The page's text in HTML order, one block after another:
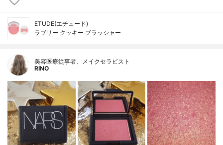
ETUDE(エチュード)
ラブリー クッキー ブラッシャー
美容医療従事者、メイクセラピスト
RINO